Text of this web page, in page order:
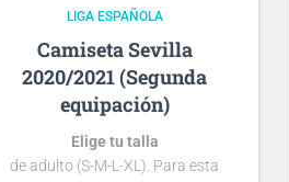
LIGA ESPAÑOLA
Sevilla
2020/2021 (Segunda
equipación)
Elige tu talla
de adulto (S-M-L-XL). Para esta